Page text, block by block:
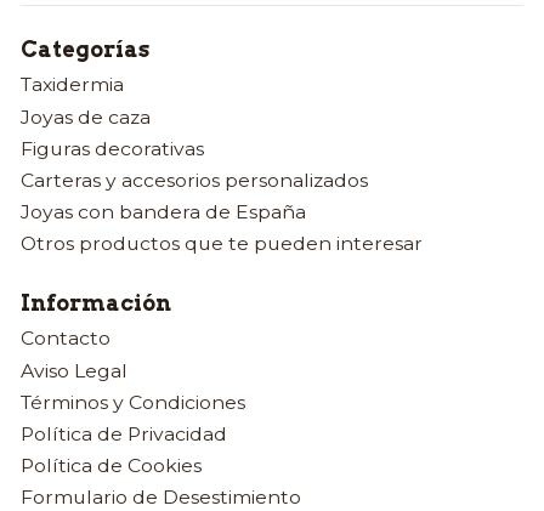
Categorías
Taxidermia
Joyas de caza
Figuras decorativas
Carteras y accesorios personalizados
Joyas con bandera de España
Otros productos que te pueden interesar
Información
Contacto
Aviso Legal
Términos y Condiciones
Política de Privacidad
Política de Cookies
Formulario de Desestimiento